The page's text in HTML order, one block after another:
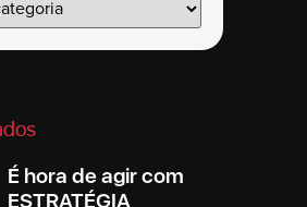
É hora de agir com
ESTRATÉGIA